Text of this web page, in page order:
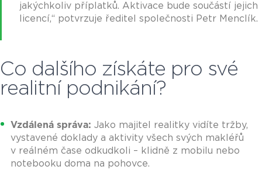
jakýchkoliv příplatků. Aktivace bude součástí jejich
licencí,“ potvrzuje ředitel společnosti Petr Menclík.
Co dalšího získáte pro své
realitní podnikání?
Vzdálená správa: Jako majitel realitky vidíte tržby,
vystavené doklady a aktivity všech svých makléřů
v reálném čase odkudkoli – klidně z mobilu nebo
notebooku doma na pohovce.